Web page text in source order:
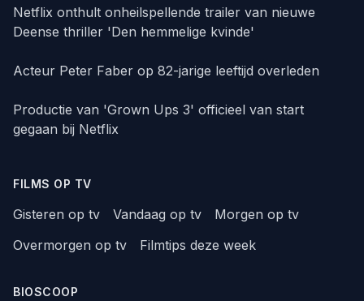
Netflix onthult onheilspellende trailer van nieuwe
Deense thriller 'Den hemmelige kvinde'
Acteur Peter Faber op 82-jarige leeftijd overleden
Productie van 'Grown Ups 3' officieel van start
gegaan bij Netflix
FILMS OP TV
Gisteren op tv Vandaag op tv
Morgen op tv
Overmorgen op tv
Filmtips deze week
BIOSCOOP